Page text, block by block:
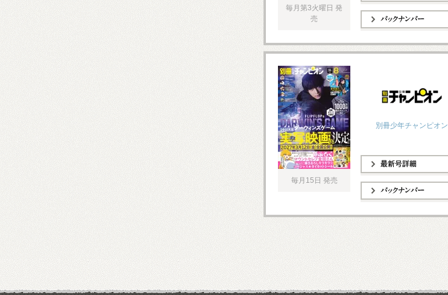
毎月第3火曜日 発
売
毎月15日 発売
別冊少年チャンピオン